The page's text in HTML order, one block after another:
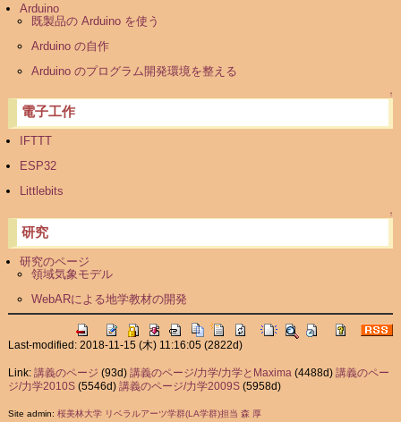
Arduino
既製品の Arduino を使う
Arduino の自作
Arduino のプログラム開発環境を整える
↑
電子工作
IFTTT
ESP32
Littlebits
↑
研究
研究のページ
領域気象モデル
WebARによる地学教材の開発
Last-modified: 2018-11-15 (木) 11:16:05(2822d)
Link: 講義のページ (93d) 講義のページ/力学/力学とMaxima (4488d) 講義のペー
ジ/力学2010S(5546d) 講義のページ/力学2009S(5958d)
Site admin: 桜美林大学 リベラルアーツ学群(LA学群)担当 森 厚